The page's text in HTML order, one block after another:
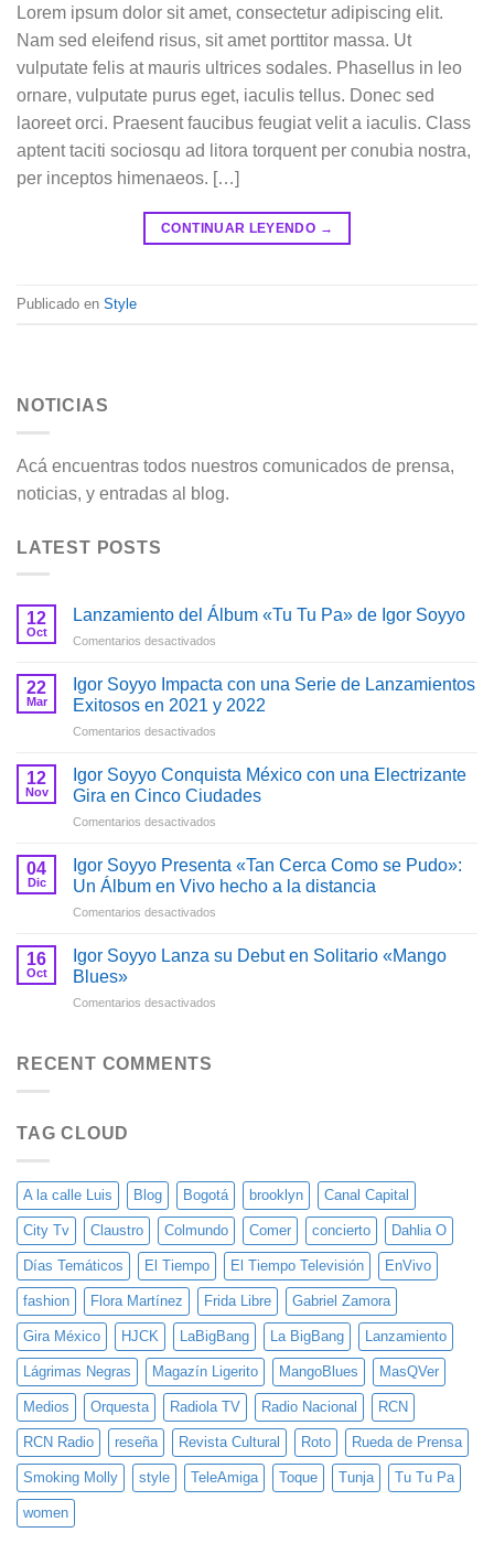
Lorem ipsum dolor sit amet, consectetur adipiscing elit.
Nam sed eleifend risus, sit amet porttitor massa. Ut
vulputate felis at mauris ultrices sodales. Phasellus in leo
ornare, vulputate purus eget, iaculis tellus. Donec sed
laoreet orci. Praesent faucibus feugiat velit a iaculis. Class
aptent taciti sociosqu ad litora torquent per conubia nostra,
per inceptos himenaeos. […]
CONTINUAR LEYENDO →
Publicado en Style
NOTICIAS
Acá encuentras todos nuestros comunicados de prensa,
noticias, y entradas al blog.
LATEST POSTS
12
Oct
Lanzamiento del Álbum «Tu Tu Pa» de Igor Soyyo
Comentarios desactivados
del
Álbum
«Tu
de
Igor
22
Mar
Igor Soyyo Impacta con una Serie de Lanzamientos
Exitosos en 2021 y 2022
Comentarios desactivados
Soyyo
Impacta
con
de
Lanzamientos
y
12
Nov
Igor Soyyo Conquista México con una Electrizante
Gira en Cinco Ciudades
Comentarios desactivados
Soyyo
Conquista
México
Electrizante
04
Dic
Igor Soyyo Presenta «Tan Cerca Como se Pudo»:
Un Álbum en Vivo hecho a la distancia
Comentarios desactivados
Soyyo
la
distancia
16
Oct
Igor Soyyo Lanza su Debut en Solitario «Mango
Blues»
Comentarios desactivados
RECENT COMMENTS
TAG CLOUD
A la calle Luis Blog Bogotá brooklyn Canal Capital
City Tv Claustro Colmundo Comer concierto Dahlia O
Días Temáticos El Tiempo El Tiempo Televisión EnVivo
fashion Flora Martínez Frida Libre Gabriel Zamora
Gira México HJCK LaBigBang La BigBang Lanzamiento
Lágrimas Negras Magazín Ligerito MangoBlues MasQVer
Medios Orquesta Radiola TV Radio Nacional RCN
RCN Radio reseña Revista Cultural Roto Rueda de Prensa
Smoking Molly style TeleAmiga Toque Tunja Tu Tu Pa
women